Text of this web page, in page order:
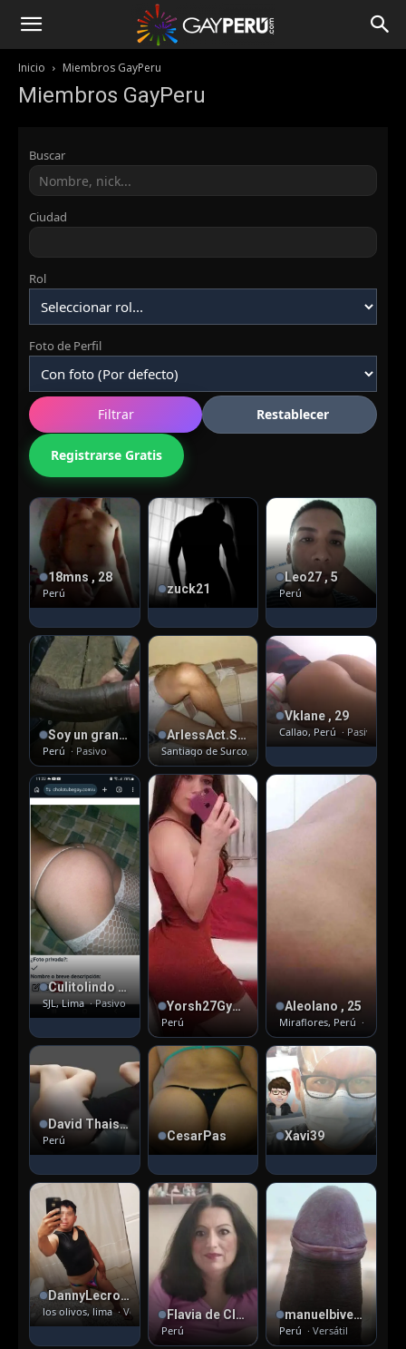
Inicio Miembros GayPeru
Miembros GayPeru
Buscar
Ciudad
Rol
Foto de Perfil
Filtrar Restablecer
Registrarse Gratis
18mns , 28
Perú zuck21
Leo27 , 5
Perú
Soy un gran mamador , 42
Perú · Pasivo
ArlessAct.Surco , 35
Santiago de Surco, Lima · Activo
Vklane , 29
Callao, Perú · Pasivo
Culitolindo , 41
SJL, Lima · Pasivo Yorsh27GymHeteroLima , 31
Perú
Aleolano , 25
Miraflores, Perú · Pasivo
David Thais , 38
Perú CesarPas Xavi39
DannyLecross , 42
los olivos, lima · Versátil pasivo Flavia de Closet , 60
Perú
manuelbiversatil , 39
Perú · Versátil